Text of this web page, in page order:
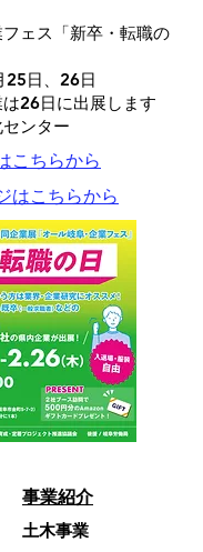
ェス「新卒・転職の
日、26日
日に出展します
ンター
こちらから
はこちらから
事業紹介​
土木事業